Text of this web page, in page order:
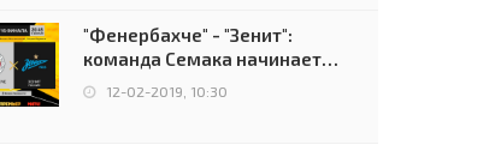
"Фенербахче" - "Зенит":
команда Семака начинает
путь в плей-офф Лиги
12-02-2019, 10:30